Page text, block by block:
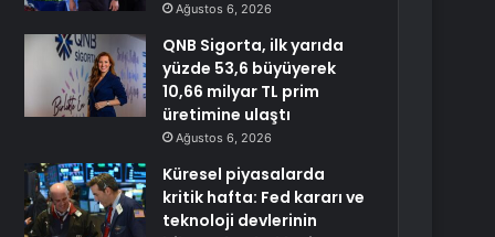
Ağustos 6, 2026
QNB Sigorta, ilk yarıda
yüzde 53,6 büyüyerek
10,66 milyar TL prim
üretimine ulaştı
Ağustos 6, 2026
Küresel piyasalarda
kritik hafta: Fed kararı ve
teknoloji devlerinin